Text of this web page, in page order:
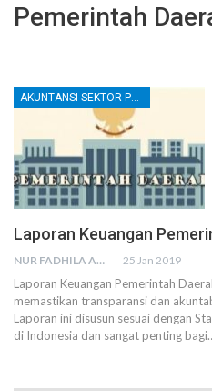
Pemerintah
Laporan Keuangan
NUR FADHILA AMRI, SE., AK., M.SI 25 Jan 2019
Laporan Keuangan Pemerintah
memastikan transparansi dan
Laporan ini disusun sesuai dengan
di Indonesia dan sangat penting